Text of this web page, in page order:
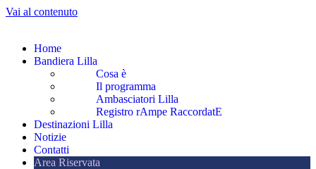
Vai al contenuto
Home
Bandiera Lilla
Cosa è
Il programma
Ambasciatori Lilla
Registro rAmpe RaccordatE
Destinazioni Lilla
Notizie
Contatti
Area Riservata